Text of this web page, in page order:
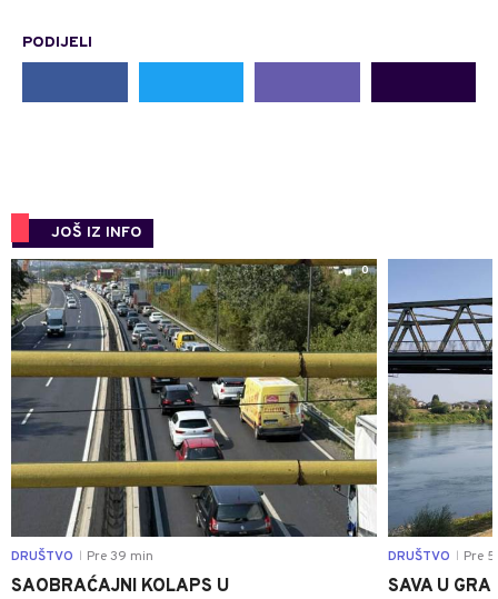
PODIJELI
JOŠ IZ INFO
0
DRUŠTVO Pre 39 min
SAOBRAĆAJNI KOLAPS U
DRUŠTVO Pre
SAVA U